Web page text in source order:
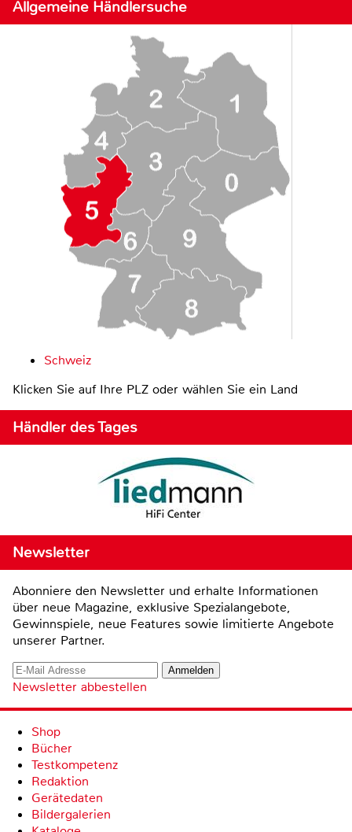
Allgemeine Händlersuche
Schweiz
Klicken Sie auf Ihre PLZ oder wählen Sie ein Land
Händler des Tages
Newsletter
Abonniere den Newsletter und erhalte Informationen
über neue Magazine, exklusive Spezialangebote,
Gewinnspiele, neue Features sowie limitierte Angebote
unserer Partner.
Newsletter abbestellen
Shop
Bücher
Testkompetenz
Redaktion
Gerätedaten
Bildergalerien